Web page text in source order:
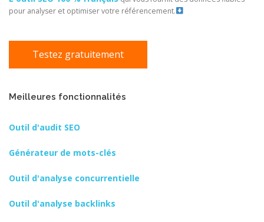
pour analyser et optimiser votre référencement.
Testez gratuitement
Meilleures fonctionnalités
Outil d'audit SEO
Générateur de mots-clés
Outil d'analyse concurrentielle
Outil d'analyse backlinks